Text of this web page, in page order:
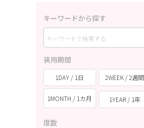
キーワードから探す
装用期間
1DAY / 1日 2WEEK / 2週間
1MONTH / 1カ月 1YEAR / 1年
度数